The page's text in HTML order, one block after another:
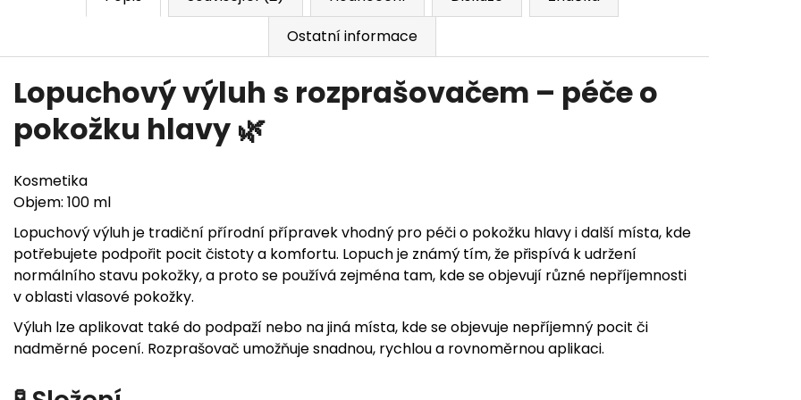
Ostatní informace
Lopuchový výluh s rozprašovačem – péče o
pokožku hlavy 🌿
Kosmetika
Objem: 100 ml
Lopuchový výluh je tradiční přírodní přípravek vhodný pro péči o pokožku hlavy i další místa, kde
potřebujete podpořit pocit čistoty a komfortu. Lopuch je známý tím, že přispívá k udržení
normálního stavu pokožky, a proto se používá zejména tam, kde se objevují různé nepříjemnosti
v oblasti vlasové pokožky.
Výluh lze aplikovat také do podpaží nebo na jiná místa, kde se objevuje nepříjemný pocit či
nadměrné pocení. Rozprašovač umožňuje snadnou, rychlou a rovnoměrnou aplikaci.